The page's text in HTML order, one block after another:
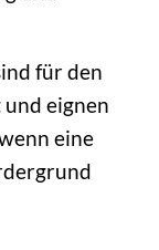
für den
eignen
eine